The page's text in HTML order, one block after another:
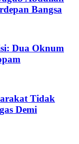
Bangsa
Dua Oknum
Tidak
Demi